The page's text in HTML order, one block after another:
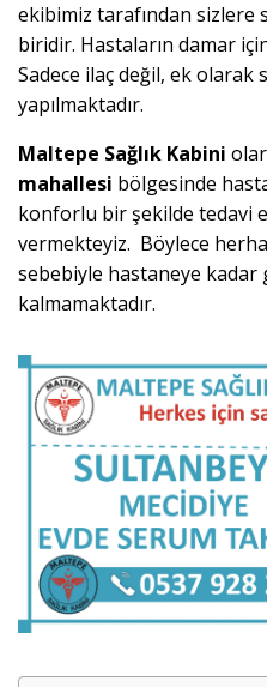
ekibimiz tarafından sizlere
biridir. Hastaların damar
Sadece ilaç değil, ek olarak
yapılmaktadır.
Maltepe Sağlık Kabini
mahallesi bölgesinde
konforlu bir şekilde tedavi
vermekteyiz. Böylece
sebebiyle hastaneye kadar
kalmamaktadır.